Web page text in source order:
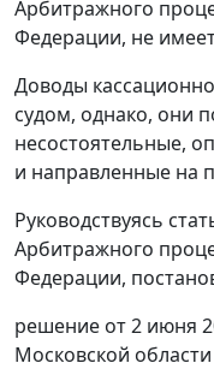
Арбитражного
Федерации, не
Доводы
судом, однако, они
несостоятельные,
и направленные на
Руководствуясь
Арбитражного
Федерации,
решение от 2 июня
Московской